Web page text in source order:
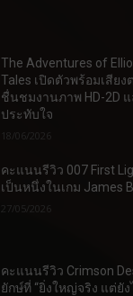
The Adventures of
Tales เปิดตัวพร้อมเสียง
ชื่นชมงานภาพ HD-2D
ประทับใจ
18/06/2026
คะแนนรีวิว 007 First
เป็นหนึ่งในเกม James
27/05/2026
คะแนนรีวิว Crimson
ยักษ์ที่ “ยิ่งใหญ่จริง แต่ยัง